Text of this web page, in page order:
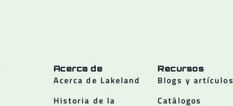
Acerca de
Acerca de Lakeland
Historia de la
Recursos
Blogs y artículos
Catálogos